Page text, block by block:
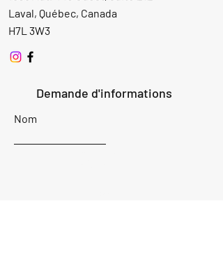
Laval, Québec, Canada
H7L 3W3
Demande d'informations
Nom